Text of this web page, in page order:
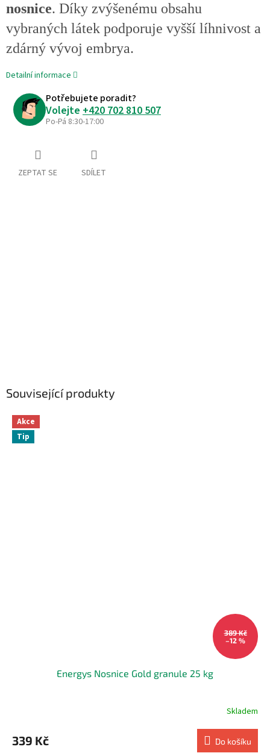
nosnice. Díky zvýšenému obsahu
vybraných látek podporuje vyšší líhnivost a
zdárný vývoj embrya.
Detailní informace
Potřebujete poradit?
Volejte +420 702 810 507
Po-Pá 8:30-17:00
ZEPTAT SE SDÍLET
Související produkty
Akce
Tip
389 Kč
–12 %
Energys Nosnice Gold granule 25 kg
Skladem
339 Kč Do košíku